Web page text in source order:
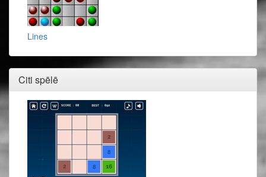
Lines
Citi spēlē